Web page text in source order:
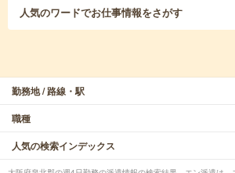
人気のワードでお仕事情報をさがす
勤務地 / 路線・駅
職種
人気の検索インデックス